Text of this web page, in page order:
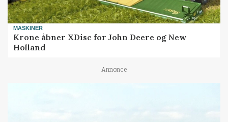
MASKINER
Krone åbner XDisc for John Deere og New
Holland
Annonce